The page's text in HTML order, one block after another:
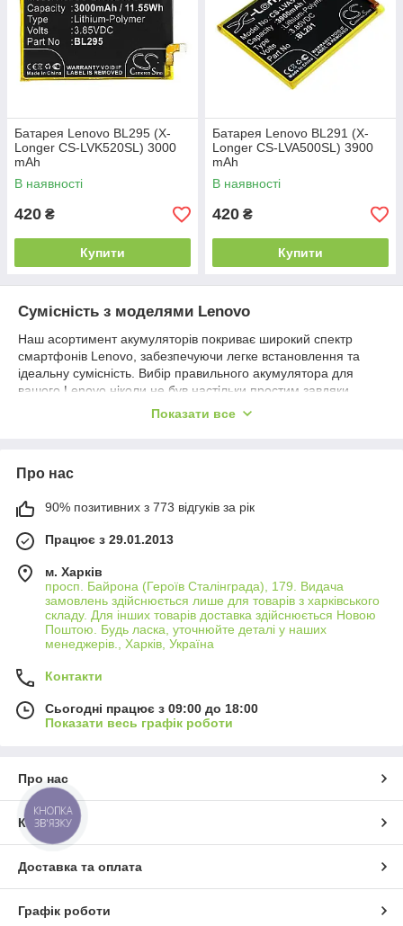
Батарея Lenovo BL295 (X-
Longer CS-LVK520SL) 3000
mAh
В наявності
420 ₴
Купити
Батарея Lenovo BL291 (X-
Longer CS-LVA500SL) 3900
mAh
В наявності
420 ₴
Купити
Сумісність з моделями Lenovo
Наш асортимент акумуляторів покриває широкий спектр
смартфонів Lenovo, забезпечуючи легке встановлення та
ідеальну сумісність. Вибір правильного акумулятора для
вашого Lenovo ніколи не був настільки простим завдяки
нашій допомозі та широкому вибору продуктів.
акумулятори для Lenovo забезпечують високу ємність,
надійне джерело енергії, яке допоможе вашому смартфону
Гарантія безпеки
Кожен акумулятор оснащений захисними механізмами, що
забезпечують безпеку використання вашого Lenovo: захист
від перезарядження, перегріву та короткого замикання. Ви
можете бути впевнені в безпеці та надійності роботи вашого
смартфона з нашим акумулятором.
Експертна підтримка
професійну консультацію та допомогу у виборі ідеального
акумулятора для вашого телефону Lenovo. Ми надаємо
вашого пристрою.
Не дозволяйте зношеному акумулятору скоротити час
використання вашого смартфона Lenovo. З нашими
акумуляторами ви зможете відновити повну міць та
для вашого Lenovo сьогодні та продовжуйте
насолоджуватися безперебійною роботою та високою
продуктивністю вашого смартфона.
Показати все
Про нас
90% позитивних з 773 відгуків за рік
Працює з 29.01.2013
м. Харків
просп. Байрона (Героїв Сталінграда), 179. Видача
замовлень здійснюється лише для товарів з харківського
складу. Для інших товарів доставка здійснюється Новою
Поштою. Будь ласка, уточнюйте деталі у наших
менеджерів., Харків, Україна
Контакти
Сьогодні працює з 09:00 до 18:00
Показати весь графік роботи
Про нас
Контакти
Доставка та оплата
Графік роботи
КНОПКА
ЗВ'ЯЗКУ